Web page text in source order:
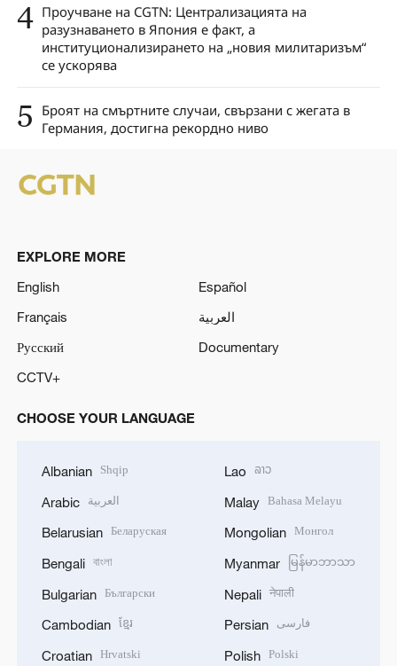
4 Проучване на CGTN: Централизацията на
разузнаването в Япония е факт, а
институционализирането на „новия милитаризъм“
се ускорява
5 Броят на смъртните случаи, свързани с жегата в
Германия, достигна рекордно ниво
EXPLORE MORE
English
Español
Français
العربية
Русский
Documentary
CCTV+
CHOOSE YOUR LANGUAGE
Albanian Shqip
Arabic العربية
Belarusian Беларуская
Bengali বাংলা
Bulgarian Български
Cambodian ខ្មែរ
Croatian Hrvatski
Lao ລາວ
Malay Bahasa Melayu
Mongolian Монгол
Myanmar မြန်မာဘာသာ
Nepali नेपाली
Persian فارسی
Polish Polski